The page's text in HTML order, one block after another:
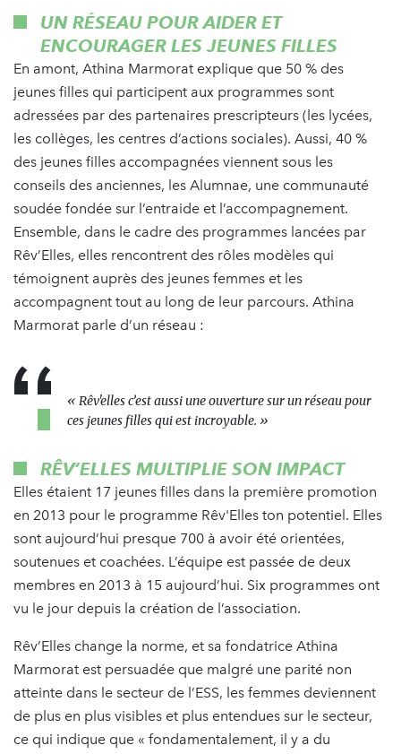
UN RÉSEAU POUR AIDER ET
ENCOURAGER LES JEUNES FILLES
En amont, Athina Marmorat explique que 50 % des
jeunes filles qui participent aux programmes sont
adressées par des partenaires prescripteurs (les lycées,
les collèges, les centres d’actions sociales). Aussi, 40 %
des jeunes filles accompagnées viennent sous les
conseils des anciennes, les Alumnae, une communauté
soudée fondée sur l’entraide et l’accompagnement.
Ensemble, dans le cadre des programmes lancées par
Rêv’Elles, elles rencontrent des rôles modèles qui
témoignent auprès des jeunes femmes et les
accompagnent tout au long de leur parcours. Athina
Marmorat parle d’un réseau :
« Rêv'elles c’est aussi une ouverture sur un réseau pour
ces jeunes filles qui est incroyable. »
RÊV’ELLES MULTIPLIE SON IMPACT
Elles étaient 17 jeunes filles dans la première promotion
en 2013 pour le programme Rêv'Elles ton potentiel. Elles
sont aujourd’hui presque 700 à avoir été orientées,
soutenues et coachées. L’équipe est passée de deux
membres en 2013 à 15 aujourd’hui. Six programmes ont
vu le jour depuis la création de l’association.
Rêv’Elles change la norme, et sa fondatrice Athina
Marmorat est persuadée que malgré une parité non
atteinte dans le secteur de l’ESS, les femmes deviennent
de plus en plus visibles et plus entendues sur le secteur,
ce qui indique que « fondamentalement, il y a du